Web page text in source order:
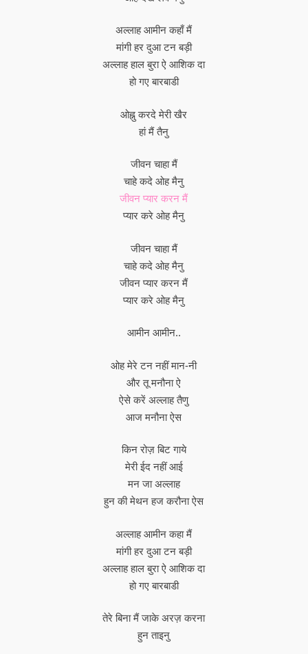
अल्लाह आमीन कहाँ मैं
मांगी हर दुआ टन बड़ी
अल्लाह हाल बुरा ऐ आशिक दा
हो गए बारबाडी
ओह्नु करदे मेरी खैर
हां मैं तैनु
जीवन चाहा मैं
चाहे कदे ओह मैनु
जीवन प्यार करन मैं
प्यार करे ओह मैनु
जीवन चाहा मैं
चाहे कदे ओह मैनु
जीवन प्यार करन मैं
प्यार करे ओह मैनु
आमीन आमीन..
ओह मेरे टन नहीं मान-नी
और तू मनौना ऐ
ऐसे करें अल्लाह तैणु
आज मनौना ऐस
किन रोज़ बिट गाये
मेरी ईद नहीं आई
मन जा अल्लाह
हुन की मेथन हज करौना ऐस
अल्लाह आमीन कहा मैं
मांगी हर दुआ टन बड़ी
अल्लाह हाल बुरा ऐ आशिक दा
हो गए बारबाडी
तेरे बिना मैं जाके अरज़ करना
हुन ताइनु